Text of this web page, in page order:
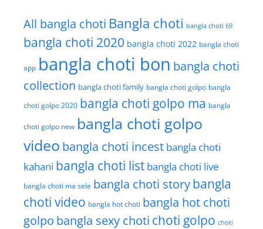
All bangla choti Bangla choti bangla choti 69
bangla choti 2020 bangla choti 2022 bangla choti
app bangla choti bon bangla choti
collection bangla choti family bangla choti golpo bangla
choti golpo 2020 bangla choti golpo ma bangla
choti golpo new bangla choti golpo
video bangla choti incest bangla choti
kahani bangla choti list bangla choti live
bangla choti ma sele bangla choti storybangla
choti video bangla hot choti bangla hot choti
golpo bangla sexy choti choti golpo choti